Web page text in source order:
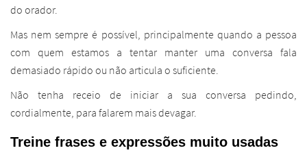
do orador.
Mas nem sempre é possível, principalmente quando a pessoa
com quem estamos a tentar manter uma conversa fala
demasiado rápido ou não articula o suficiente.
Não tenha receio de iniciar a sua conversa pedindo,
cordialmente, para falarem mais devagar.
Treine frases e expressões muito usadas